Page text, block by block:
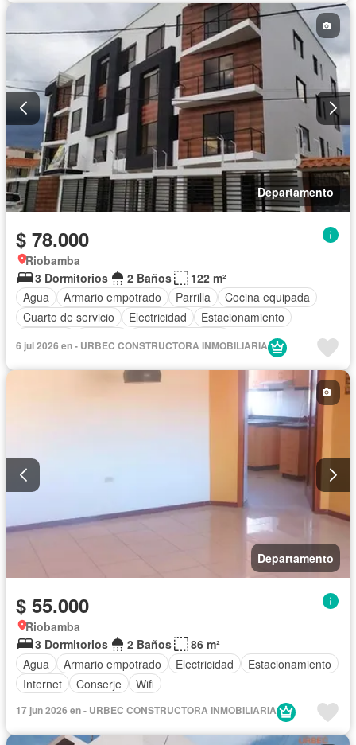
Departamento
$ 78.000
Riobamba
3 Dormitorios
2 Baños
122 m²
Agua
Armario empotrado Parrilla
Cocina equipada
Cuarto de servicio
Electricidad
Estacionamiento
6 jul 2026 en - URBEC CONSTRUCTORA INMOBILIARIA
Departamento
$ 55.000
Riobamba
3 Dormitorios
2 Baños
86 m²
Agua
Armario empotrado Electricidad
Estacionamiento
Internet
Conserje Wifi
17 jun 2026 en - URBEC CONSTRUCTORA INMOBILIARIA